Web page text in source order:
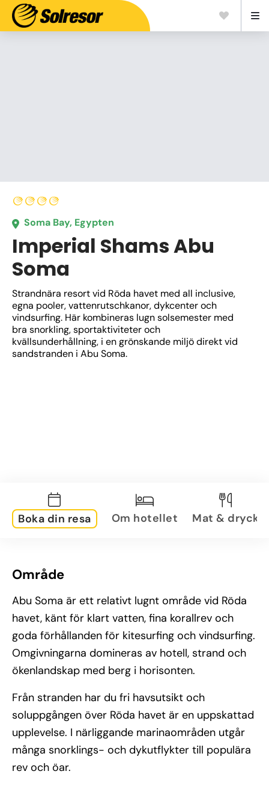
Soma Bay, Egypten
Imperial Shams Abu
Soma
Strandnära resort vid Röda havet med all inclusive,
egna pooler, vattenrutschkanor, dykcenter och
vindsurfing. Här kombineras lugn solsemester med
bra snorkling, sportaktiviteter och
kvällsunderhållning, i en grönskande miljö direkt vid
sandstranden i Abu Soma.
Boka din resa Om hotellet Mat & dryck
Område
Abu Soma är ett relativt lugnt område vid Röda
havet, känt för klart vatten, fina korallrev och
goda förhållanden för kitesurfing och vindsurfing.
Omgivningarna domineras av hotell, strand och
ökenlandskap med berg i horisonten.
Från stranden har du fri havsutsikt och
soluppgången över Röda havet är en uppskattad
upplevelse. I närliggande marinaområden utgår
många snorklings- och dykutflykter till populära
rev och öar.